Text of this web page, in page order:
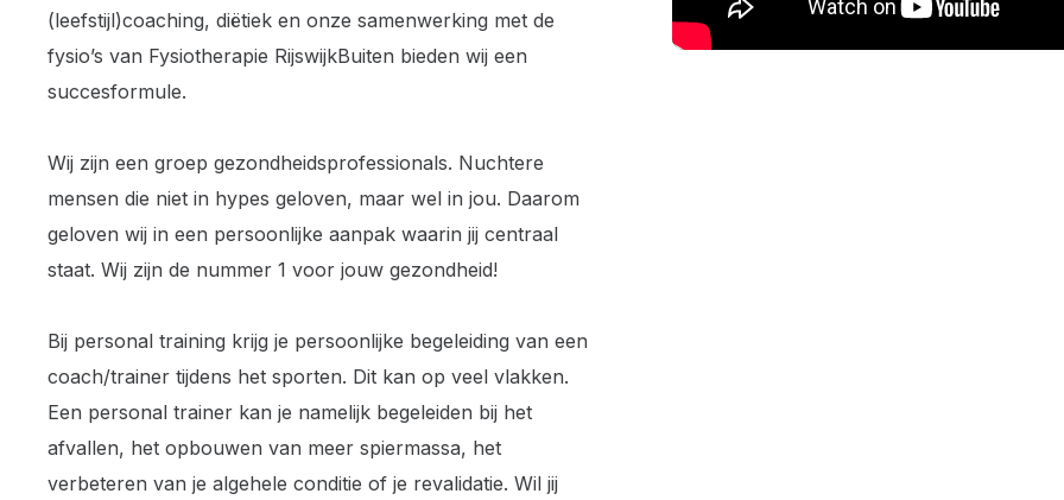
(leefstijl)coaching, diëtiek en onze samenwerking met de
fysio’s van Fysiotherapie RijswijkBuiten bieden wij een
succesformule.
Wij zijn een groep gezondheidsprofessionals. Nuchtere
mensen die niet in hypes geloven, maar wel in jou. Daarom
geloven wij in een persoonlijke aanpak waarin jij centraal
staat. Wij zijn de nummer 1 voor jouw gezondheid!
Bij personal training krijg je persoonlijke begeleiding van een
coach/trainer tijdens het sporten. Dit kan op veel vlakken.
Een personal trainer kan je namelijk begeleiden bij het
afvallen, het opbouwen van meer spiermassa, het
verbeteren van je algehele conditie of je revalidatie. Wil jij